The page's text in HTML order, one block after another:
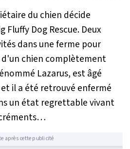
du chien décide
Fluffy Dog Rescue. Deux
dans une ferme pour
chien complètement
Lazarus, est âgé
il a été retrouvé enfermé
un état regrettable vivant
après cette publicité